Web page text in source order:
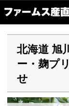
北海道 旭
ー・麹プ
せ